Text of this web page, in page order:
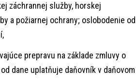
záchrannej služby, horskej
a požiarnej ochrany; oslobodenie od
prepravu na základe zmluvy o
dane uplatňuje daňovník v daňovom